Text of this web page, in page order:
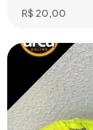
R$ 20,00